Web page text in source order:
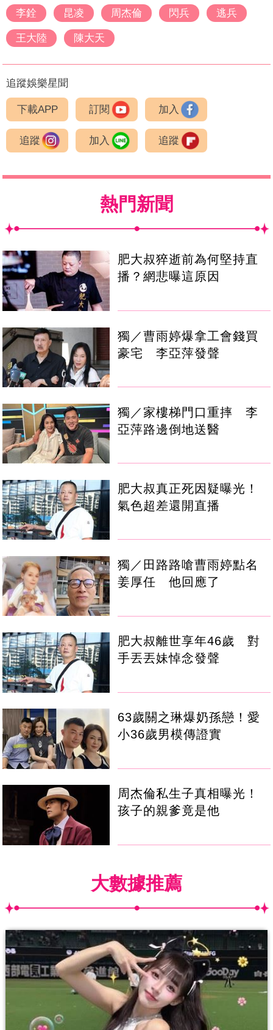
李銓
昆凌 周杰倫 閃兵 逃兵
王大陸 陳大天
追蹤娛樂星聞
下載APP 訂閱 加入
追蹤 加入 追蹤
熱門新聞
肥大叔猝逝前為何堅持直
播？網悲曝這原因
獨／曹雨婷爆拿工會錢買
豪宅 李亞萍發聲
獨／家樓梯門口重摔 李
亞萍路邊倒地送醫
肥大叔真正死因疑曝光！
氣色超差還開直播
獨／田路路嗆曹雨婷點名
姜厚任 他回應了
肥大叔離世享年46歲 對
手丟丟妹悼念發聲
63歲關之琳爆奶孫戀！愛
小36歲男模傳證實
周杰倫私生子真相曝光！
孩子的親爹竟是他
大數據推薦